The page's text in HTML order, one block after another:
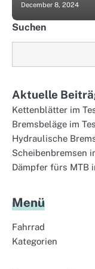
December 8, 2024
Suchen
Aktuelle
Kettenblätter im
Bremsbeläge im
Hydraulische
Scheibenbremsen
Dämpfer fürs MTB
Menü
Fahrrad
Kategorien